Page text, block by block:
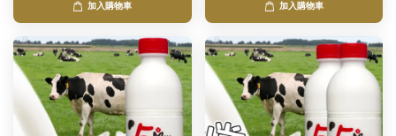
加入購物車 加入購物車